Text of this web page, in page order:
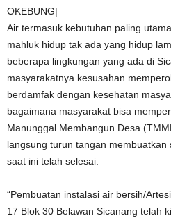
OKEBUNG|
Air termasuk kebutuhan paling
mahluk hidup tak ada yang hidup
beberapa lingkungan yang ada di
masyarakatnya kesusahan
berdamfak dengan kesehatan
bagaimana masyarakat bisa
Manunggal Membangun Desa
langsung turun tangan
saat ini telah selesai.
“Pembuatan instalasi air bersih/
17 Blok 30 Belawan Sicanang telah